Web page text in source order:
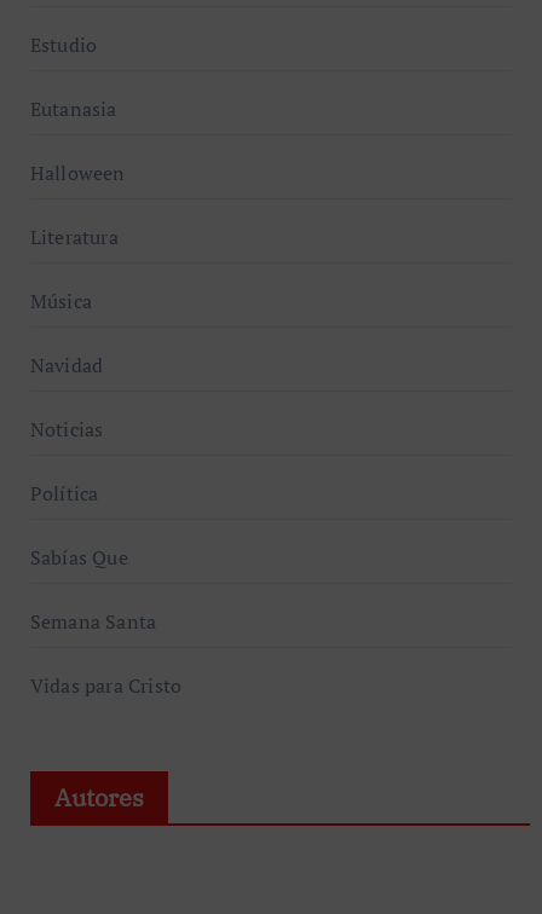
Estudio
Eutanasia
Halloween
Literatura
Música
Navidad
Noticias
Política
Sabías Que
Semana Santa
Vidas para Cristo
Autores